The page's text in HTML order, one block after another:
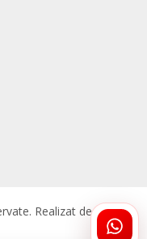
Realizat deAccent